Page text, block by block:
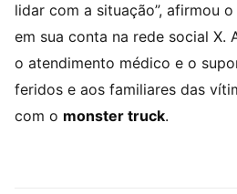
lidar com a situação”, afirmou
em sua conta na rede social X.
o atendimento médico e o
feridos e aos familiares das
com o monster truck.